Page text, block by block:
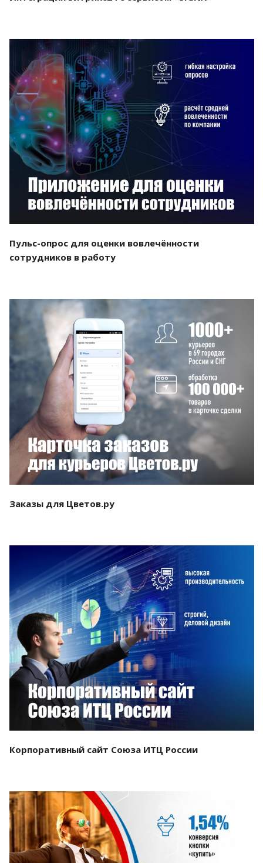
Смотреть проект
Пульс-опрос для оценки вовлечённости
сотрудников в работу
Смотреть проект
Заказы для Цветов.ру
Смотреть проект
Корпоративный сайт Союза ИТЦ России